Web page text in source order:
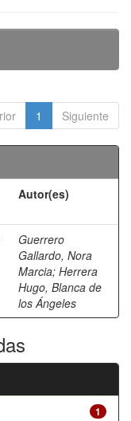
1 Siguiente
Autor(es)
Guerrero
Gallardo, Nora
Marcia; Herrera
Hugo, Blanca de
los Ángeles
1